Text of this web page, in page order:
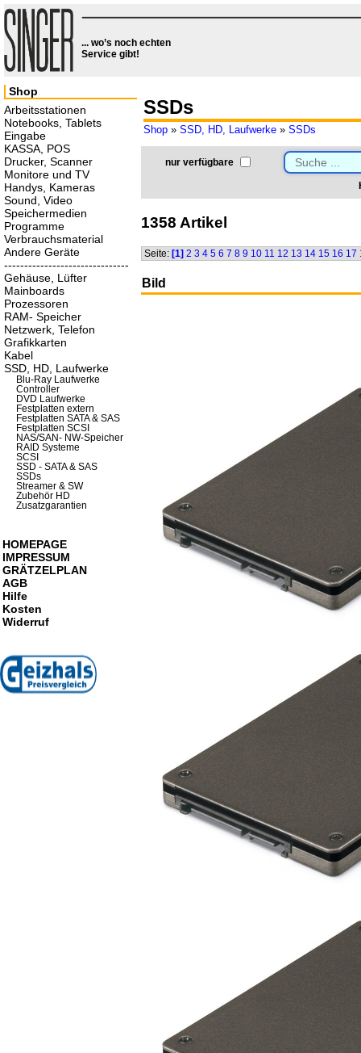
... wo’s noch echten
Service gibt!
SSDs
Shop » SSD, HD, Laufwerke » SSDs
nur verfügbare
1358 Artikel
Seite: [1] 2 3 4 5 6 7 8 9 10 11 12 13 14 15 16 17
Bild
Shop
Arbeitsstationen
Notebooks, Tablets
Eingabe
KASSA, POS
Drucker, Scanner
Monitore und TV
Handys, Kameras
Sound, Video
Speichermedien
Programme
Verbrauchsmaterial
Andere Geräte
-------------------------------
Gehäuse, Lüfter
Mainboards
Prozessoren
RAM- Speicher
Netzwerk, Telefon
Grafikkarten
Kabel
SSD, HD, Laufwerke
Blu-Ray Laufwerke
Controller
DVD Laufwerke
Festplatten extern
Festplatten SATA & SAS
Festplatten SCSI
NAS/SAN- NW-Speicher
RAID Systeme
SCSI
SSD - SATA & SAS
SSDs
Streamer & SW
Zubehör HD
Zusatzgarantien
HOMEPAGE
IMPRESSUM
GRÄTZELPLAN
AGB
Hilfe
Kosten
Widerruf